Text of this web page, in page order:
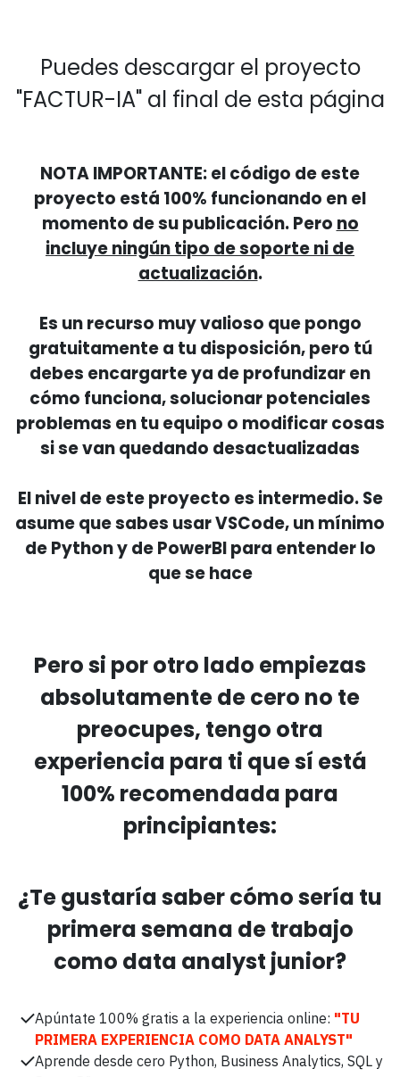
Puedes descargar el proyecto
"FACTUR-IA" al final de esta página
NOTA IMPORTANTE: el código de este
proyecto está 100% funcionando en el
momento de su publicación. Pero no
incluye ningún tipo de soporte ni de
actualización.
Es un recurso muy valioso que pongo
gratuitamente a tu disposición, pero tú
debes encargarte ya de profundizar en
cómo funciona, solucionar potenciales
problemas en tu equipo o modificar cosas
si se van quedando desactualizadas
El nivel de este proyecto es intermedio. Se
asume que sabes usar VSCode, un mínimo
de Python y de PowerBI para entender lo
que se hace
Pero si por otro lado empiezas
absolutamente de cero no te
preocupes, tengo otra
experiencia para ti que sí está
100% recomendada para
principiantes:
¿Te gustaría saber cómo sería tu
primera semana de trabajo
como data analyst junior?
Apúntate 100% gratis a la experiencia online: "TU
PRIMERA EXPERIENCIA COMO DATA ANALYST"
Aprende desde cero Python, Business Analytics, SQL y